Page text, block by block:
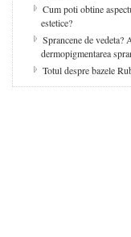
Cum poti obtine
estetice?
Sprancene de vedeta?
dermopigmentarea
Totul despre bazele